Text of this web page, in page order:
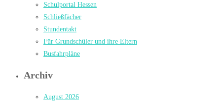
Schulportal Hessen
Schließfächer
Stundentakt
Für Grundschüler und ihre Eltern
Busfahrpläne
Archiv
August 2026